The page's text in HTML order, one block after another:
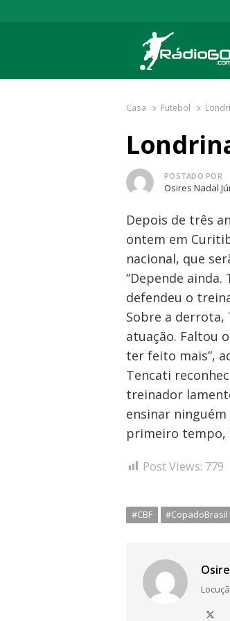
Rádio Gol
Há mais de 20 anos
Casa Futebol
Autor
POSTADO POR
Osires Nadal
Depois de três
ontem em
nacional, que
“Depende
defendeu o
Sobre a derrota,
atuação. Faltou
ter feito mais”,
Tencati
treinador
ensinar
primeiro tempo,
Post Views: 779
#CBF #CopadoBrasil